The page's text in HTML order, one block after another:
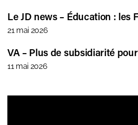
Le JD news – Éducation : les
21 mai 2026
VA – Plus de subsidiarité
11 mai 2026